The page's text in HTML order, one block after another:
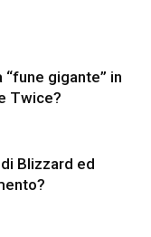
gigante” in
Twice?
Blizzard ed